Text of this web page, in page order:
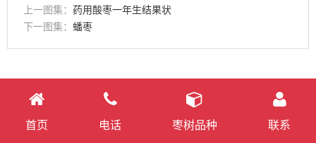
上一图集： 药用酸枣一年生结果状
下一图集： 蟠枣
首页 电话 枣树品种 联系